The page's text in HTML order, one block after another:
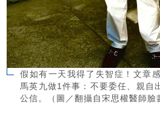
假如有一天我得了失智症！文章
馬英九做1件事：不要委任、親自
公信。（圖／翻攝自宋思權醫師臉